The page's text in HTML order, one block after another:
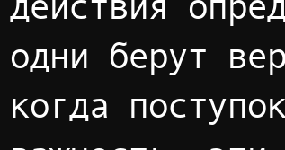
одни берут
когда